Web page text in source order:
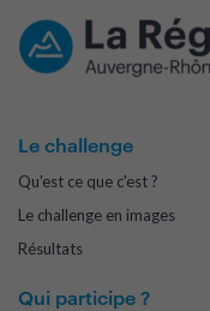
Le challenge
Qu'est ce que c'est ?
Le challenge en images
Résultats
Qui participe ?